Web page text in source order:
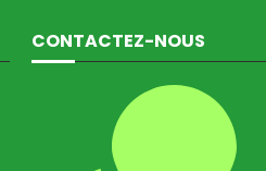
CONTACTEZ-NOUS